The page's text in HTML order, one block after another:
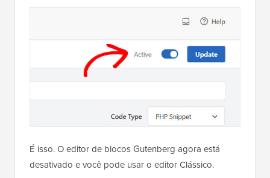
É isso. O editor de blocos Gutenberg agora está
desativado e você pode usar o editor Clássico.